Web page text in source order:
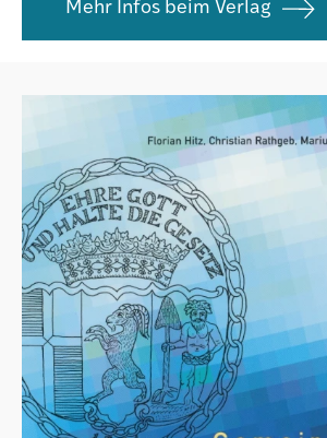
Mehr Infos beim Verlag